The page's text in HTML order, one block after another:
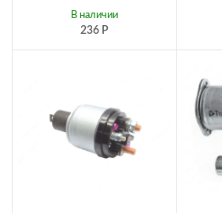
236 Р
В наличии